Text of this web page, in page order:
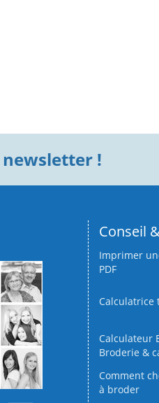
newsletter !
Conseil
Imprimer
PDF
Calculatrice
Calculateur
Broderie &
Comment
à broder